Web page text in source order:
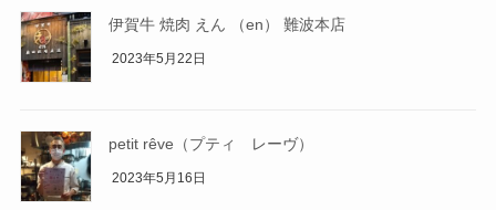
伊賀牛 焼肉 えん （en） 難波本店
2023年5月22日
petit rêve（プティ レーヴ）
2023年5月16日